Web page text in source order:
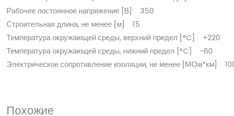
Рабочее постоянное напряжение [В] 350
Строительная длина, не менее [м] 15
Температура окружающей среды, верхний предел [°C] +220
Температура окружающей среды, нижний предел [°C] -60
Электрическое сопротивление изоляции, не менее [МОм*км]
Похожие